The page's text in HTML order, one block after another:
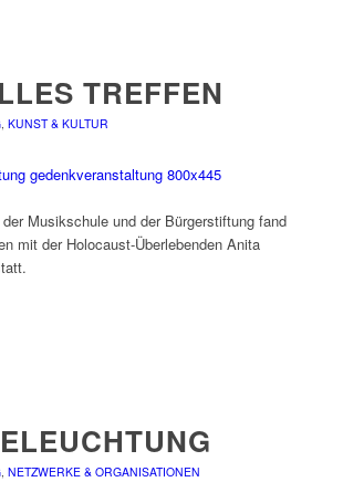
TREFFEN
, KUNST & KULTUR
Musikschule und der Bürgerstiftung fand
mit der Holocaust-Überlebenden Anita
, NETZWERKE & ORGANISATIONEN